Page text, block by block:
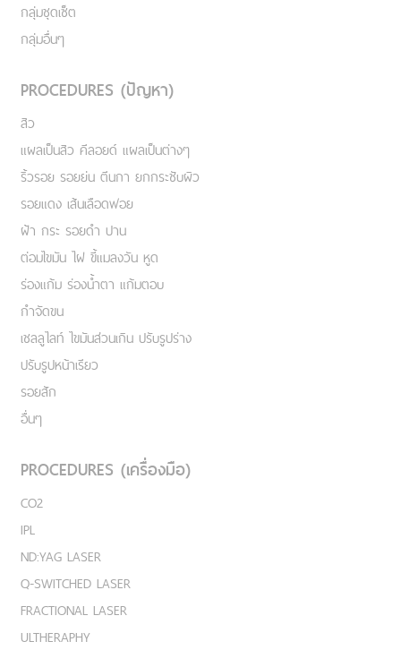
กลุ่มชุดเซ็ต
กลุ่มอื่นๆ
PROCEDURES (ปัญหา)
สิว
แผลเป็นสิว คีลอยด์ แผลเป็นต่างๆ
ริ้วรอย รอยย่น ตีนกา ยกกระชับผิว
รอยแดง เส้นเลือดฟอย
ฝ้า กระ รอยดำ ปาน
ต่อมไขมัน ไฝ ขี้แมลงวัน หูด
ร่องแก้ม ร่องน้ำตา แก้มตอบ
กำจัดขน
เชลลูไลท์ ไขมันส่วนเกิน ปรับรูปร่าง
ปรับรูปหน้าเรียว
รอยสัก
อื่นๆ
PROCEDURES (เครื่องมือ)
CO2
IPL
ND:YAG LASER
Q-SWITCHED LASER
FRACTIONAL LASER
ULTHERAPHY